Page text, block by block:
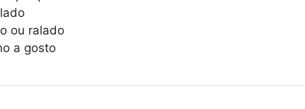
ou ralado
a gosto